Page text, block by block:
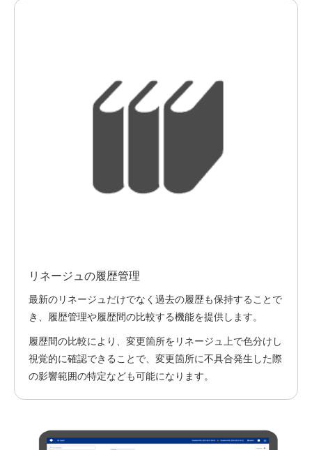
リネージュの履歴管理
最新のリネージュだけでなく過去の履歴も保持することで
き、履歴管理や履歴間の比較する機能を提供します。
履歴間の比較により、変更箇所をリネージュ上で色分けし
視覚的に確認できることで、変更箇所に不具合発生した際
の影響範囲の特定なども可能になります。